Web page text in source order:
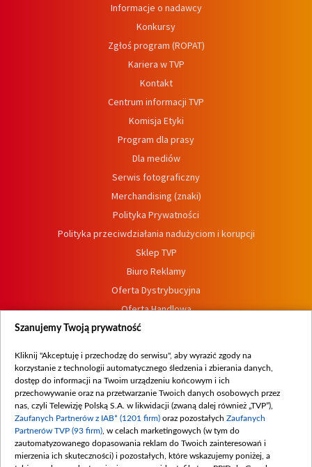
Informacje o nadawcy
Konkursy
Zgłoś program (ROPAT)
Kariera w TVP
Kontakt
Centrum informacji TVP
Komisja Etyki
Program dla prasy
Dla mediów
Serwis fotograficzny
Merchandising (znaki)
Polityka Prywatności
Polityka przeciwdziałania nadużyciom i korupcji
Sklep TVP
Biuro Reklamy
Oferta Dystrybucyjna
Oferta Handlowa
Dostępność
Procedura zgłoszeń wewnętrznych
Szanujemy Twoją prywatność
Kliknij "Akceptuję i przechodzę do serwisu", aby wyrazić zgody na
korzystanie z technologii automatycznego śledzenia i zbierania danych,
dostęp do informacji na Twoim urządzeniu końcowym i ich
przechowywanie oraz na przetwarzanie Twoich danych osobowych przez
nas, czyli Telewizję Polską S.A. w likwidacji (zwaną dalej również „TVP”),
Zaufanych Partnerów z IAB* (1201 firm) oraz pozostałych Zaufanych
Partnerów TVP (93 firm) , w celach marketingowych (w tym do
zautomatyzowanego dopasowania reklam do Twoich zainteresowań i
mierzenia ich skuteczności) i pozostałych, które wskazujemy poniżej, a